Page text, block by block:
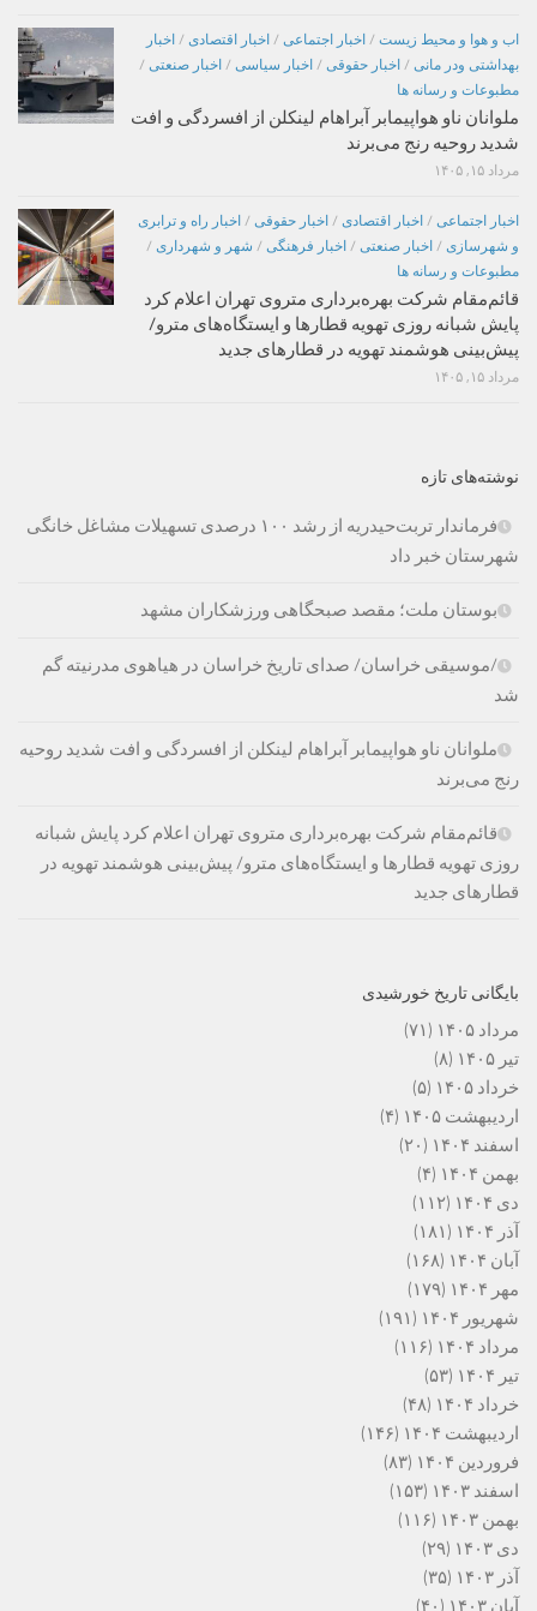
اب و هوا و محیط زیست / اخبار اجتماعی / اخبار اقتصادی / اخبار
بهداشتی ودر مانی / اخبار حقوقی / اخبار سیاسی / اخبار صنعتی /
مطبوعات و رسانه ها
ملوانان ناو هواپیمابر آبراهام لینکلن از افسردگی و افت
شدید روحیه رنج می‌برند
مرداد ۱۵, ۱۴۰۵
اخبار اجتماعی / اخبار اقتصادی / اخبار حقوقی / اخبار راه و ترابری
و شهرسازی / اخبار صنعتی / اخبار فرهنگی / شهر و شهرداری /
مطبوعات و رسانه ها
قائم‌مقام شرکت بهره‌برداری متروی تهران اعلام کرد
پایش شبانه روزی تهویه قطارها و ایستگاه‌های مترو/
پیش‌بینی هوشمند تهویه در قطارهای جدید
مرداد ۱۵, ۱۴۰۵
نوشته‌های تازه
فرماندار تربت‌حیدریه از رشد ۱۰۰ درصدی تسهیلات مشاغل خانگی
شهرستان خبر داد
بوستان ملت؛ مقصد صبحگاهی ورزشکاران مشهد
/موسیقی خراسان/ صدای تاریخ خراسان در هیاهوی مدرنیته گم
شد
ملوانان ناو هواپیمابر آبراهام لینکلن از افسردگی و افت شدید روحیه
رنج می‌برند
قائم‌مقام شرکت بهره‌برداری متروی تهران اعلام کرد پایش شبانه
روزی تهویه قطارها و ایستگاه‌های مترو/ پیش‌بینی هوشمند تهویه در
قطارهای جدید
بایگانی تاریخ خورشیدی
مرداد ۱۴۰۵
(۷۱)
تیر ۱۴۰۵
(۸)
خرداد ۱۴۰۵
(۵)
اردیبهشت ۱۴۰۵
(۴)
اسفند ۱۴۰۴
(۲۰)
بهمن ۱۴۰۴
(۴)
دی ۱۴۰۴
(۱۱۲)
آذر ۱۴۰۴
(۱۸۱)
آبان ۱۴۰۴
(۱۶۸)
مهر ۱۴۰۴
(۱۷۹)
شهریور ۱۴۰۴
(۱۹۱)
مرداد ۱۴۰۴
(۱۱۶)
تیر ۱۴۰۴
(۵۳)
خرداد ۱۴۰۴
(۴۸)
اردیبهشت ۱۴۰۴
(۱۴۶)
فروردین ۱۴۰۴
(۸۳)
اسفند ۱۴۰۳
(۱۵۳)
بهمن ۱۴۰۳
(۱۱۶)
دی ۱۴۰۳
(۲۹)
آذر ۱۴۰۳
(۳۵)
آبان ۱۴۰۳
(۴۰)